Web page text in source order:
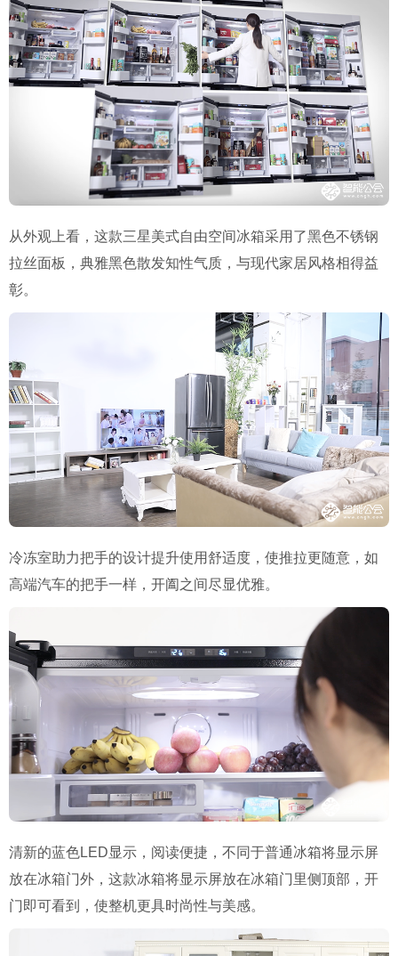
从外观上看，这款三星美式自由空间冰箱采用了黑色不锈钢
拉丝面板，典雅黑色散发知性气质，与现代家居风格相得益
彰。
冷冻室助力把手的设计提升使用舒适度，使推拉更随意，如
高端汽车的把手一样，开阖之间尽显优雅。
清新的蓝色LED显示，阅读便捷，不同于普通冰箱将显示屏
放在冰箱门外，这款冰箱将显示屏放在冰箱门里侧顶部，开
门即可看到，使整机更具时尚性与美感。